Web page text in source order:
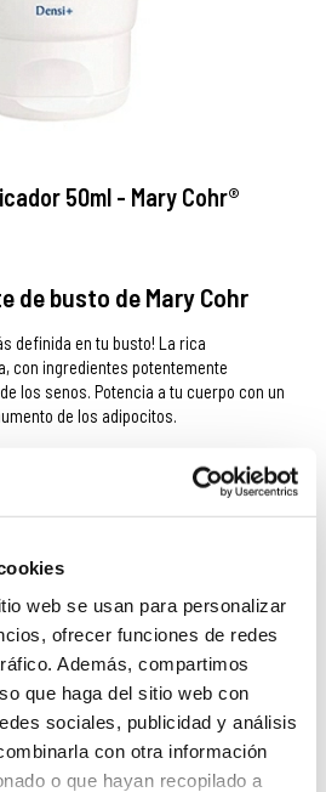
web se usan para personalizar
ofrecer funciones de redes
Además, compartimos
que haga del sitio web con
sociales, publicidad y análisis
con otra información
o que hayan recopilado a
50ml - Mary Cohr®
de busto de Mary Cohr
definida en tu busto! La rica
con ingredientes potentemente
los senos. Potencia a tu cuerpo con un
de los adipocitos.
producto ha sido
que te enseñemos
similares?
VERLOS